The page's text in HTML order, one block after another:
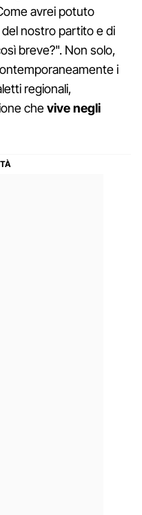
avrei potuto
nostro partito e di
breve?". Non solo,
i
regionali,
chevive negli